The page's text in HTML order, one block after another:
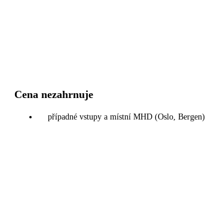
Cena nezahrnuje
případné vstupy a místní MHD (Oslo, Bergen)